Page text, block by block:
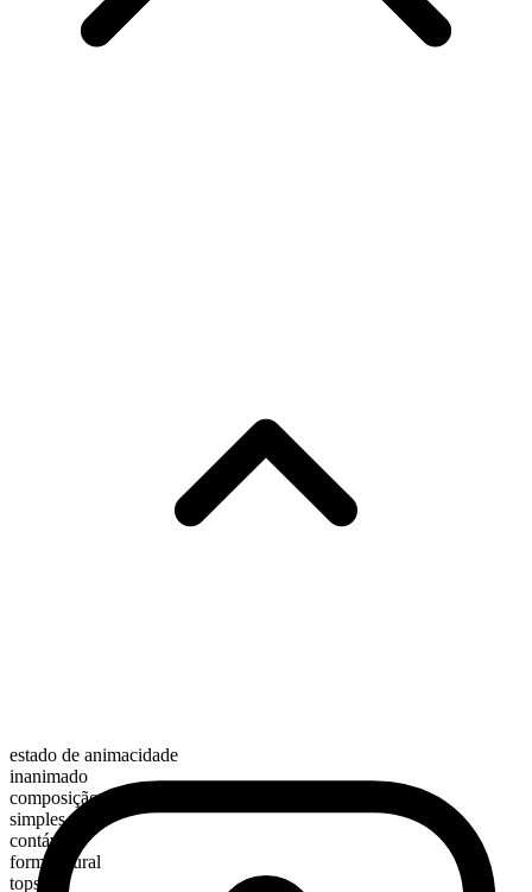
estado de animacidade
inanimado
composição morfológica
simples
contável
forma plural
tops